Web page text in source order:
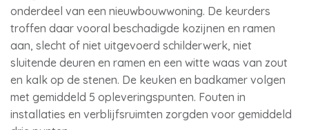
onderdeel van een nieuwbouwwoning. De keurders
troffen daar vooral beschadigde kozijnen en ramen
aan, slecht of niet uitgevoerd schilderwerk, niet
sluitende deuren en ramen en een witte waas van zout
en kalk op de stenen. De keuken en badkamer volgen
met gemiddeld 5 opleveringspunten. Fouten in
installaties en verblijfsruimten zorgden voor gemiddeld